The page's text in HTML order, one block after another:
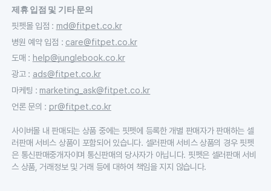
제휴 입점 및 기타 문의
핏펫몰 입점 : md@fitpet.co.kr
병원 예약 입점 : care@fitpet.co.kr
도매 : help@junglebook.co.kr
광고: ads@fitpet.co.kr
마케팅 : marketing_ask@fitpet.co.kr
언론 문의 : pr@fitpet.co.kr
사이버몰 내 판매되는 상품 중에는 핏펫에 등록한 개별 판매자가 판매하는 셀
러판매 서비스 상품이 포함되어 있습니다. 셀러판매 서비스 상품의 경우 핏펫
은 통신판매중개자이며 통신판매의 당사자가 아닙니다. 핏펫은 셀러판매 서비
스 상품, 거래정보 및 거래 등에 대하여 책임을 지지 않습니다.